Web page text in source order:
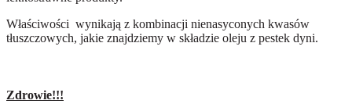
Właściwości wynikają z kombinacji nienasyconych kwasów
tłuszczowych, jakie znajdziemy w składzie oleju z pestek dyni.
Zdrowie!!!